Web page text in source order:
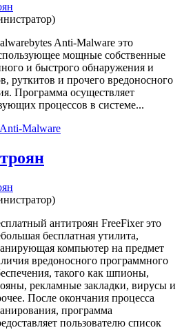
Anti-Malware это
мощные собственные
и быстрого обнаружения и
руткитов и прочего вредоносного
Программа осуществляет
процессов в системе...
Malware
антитроян FreeFixer это
бесплатная утилита,
компьютер на предмет
вредоносного программного
такого как шпионы,
рекламные закладки, вирусы и
После окончания процесса
программа
пользователю список